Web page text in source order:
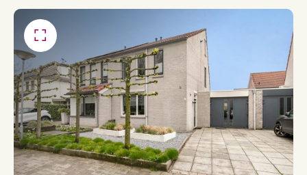
Badkamer voorzieningen
Toilet, dubbele wastafel,
wastafelmeubel,
inloopdouche
Isolatie
Dakisolatie, muurisolatie,
vloerisolatie, dubbel glas